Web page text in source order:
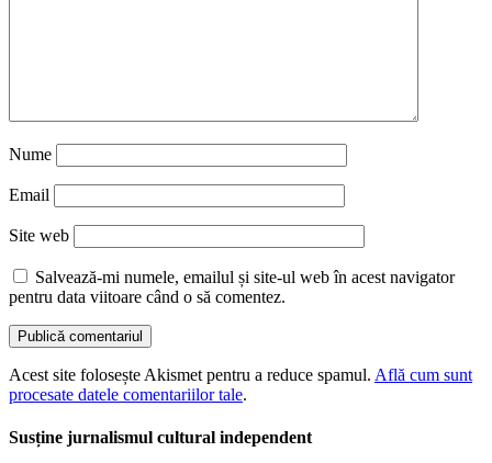
Nume
Email
Site web
Salvează-mi numele, emailul și site-ul web în acest navigator
pentru data viitoare când o să comentez.
Acest site folosește Akismet pentru a reduce spamul. Află cum sunt
procesate datele comentariilor tale.
Susține jurnalismul cultural independent